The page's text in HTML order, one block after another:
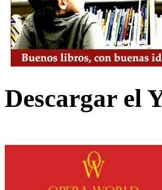
Descargar el